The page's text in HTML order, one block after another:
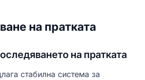
на пратката
на пратката
стабилна система за